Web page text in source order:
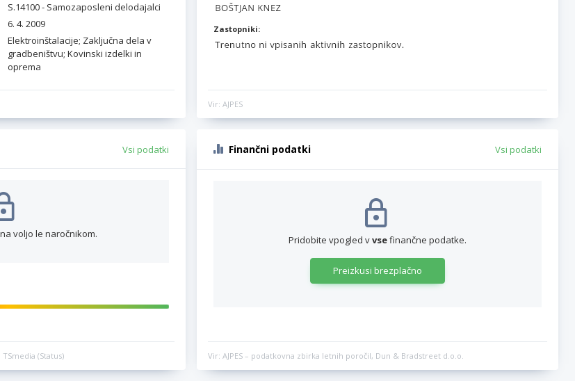
S.14100 - Samozaposleni delodajalci
6. 4. 2009
Elektroinštalacije; Zaključna dela v
gradbeništvu; Kovinski izdelki in
oprema
Zastopniki:
Vir: AJPES
Vsi podatki
voljo le naročnikom.
(Status)
Finančni podatki Vsi podatki
Pridobite vpogled vvsefinančne podatke.
Preizkusi brezplačno
Vir: AJPES – podatkovna zbirka letnih poročil, Dun & Bradstreet d.o.o.